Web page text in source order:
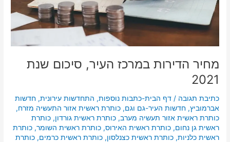
מחיר הדירות במרכז העיר, סיכום שנת
2021
כתיבת תגובה /דף הבית-כתבות נוספות, התחדשות עירונית,חדשות
אברמוביץ,חדשות העיר-גם וגם,כותרת ראשית אזור התעשיה מזרח,
כותרת ראשית אזור תעשיה מערב,כותרת ראשית גורדון,כותרת
ראשית גן נחום,כותרת ראשית האירוס,כותרת ראשית השומר,כותרת
ראשית כלניות,כותרת ראשית כצנלסון,כותרת ראשית כרמים,כותרת